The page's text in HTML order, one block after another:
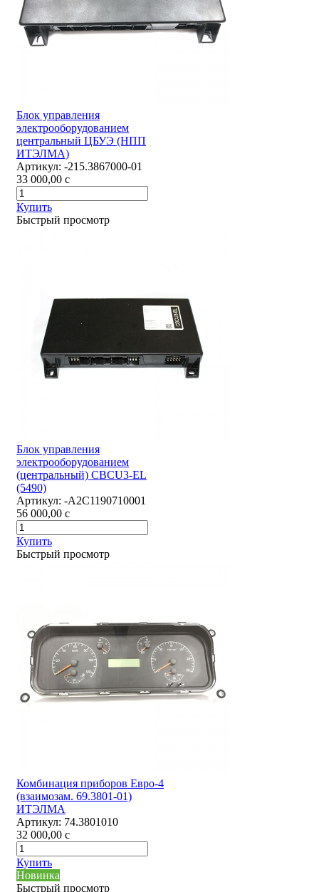
Блок управления
электрооборудованием
центральный ЦБУЭ (НПП
ИТЭЛМА)
Артикул: -215.3867000-01
33 000,00 c
Купить
Быстрый просмотр
Блок управления
электрооборудованием
(центральный) CBCU3-EL
(5490)
Артикул: -А2С1190710001
56 000,00 c
Купить
Быстрый просмотр
Комбинация приборов Евро-4
(взаимозам. 69.3801-01)
ИТЭЛМА
Артикул: 74.3801010
32 000,00 c
Купить
Новинка
Быстрый просмотр